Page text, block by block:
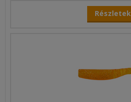
Részletek